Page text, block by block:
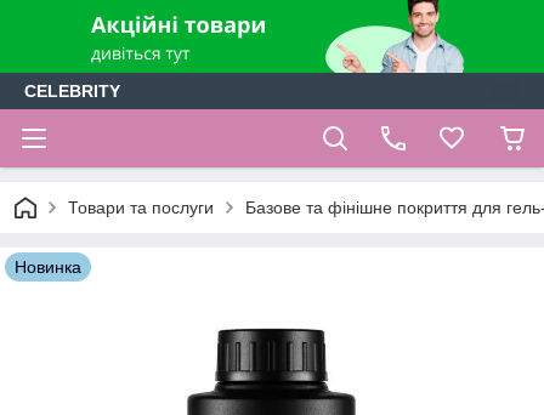
CELEBRITY
Товари та послуги Базове та фінішне покриття для
Новинка